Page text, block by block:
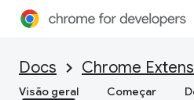
Docs Chrome
Visão geral Começar